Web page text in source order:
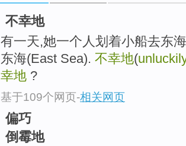
不幸地
有一天,她一个人划着小船去东
东海(East Sea). 不幸地(
幸地 ?
基于109个网页-相关网页
偏巧
倒霉地